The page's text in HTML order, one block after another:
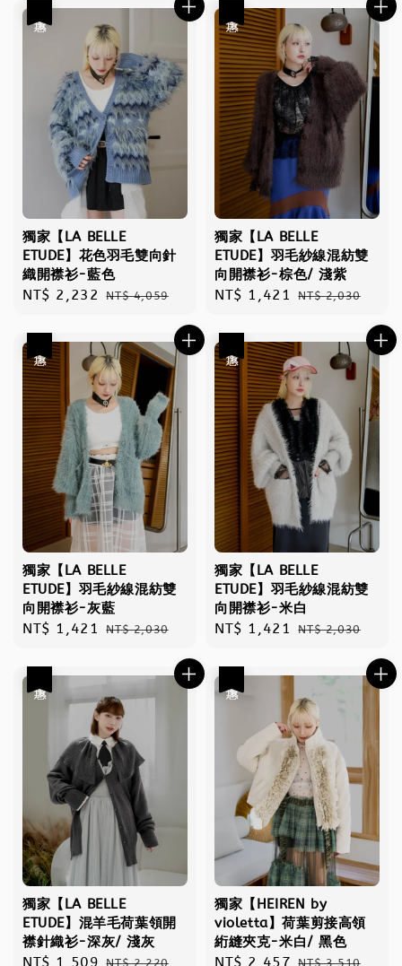
獨家【LA BELLE
ETUDE】花色羽毛雙向針
織開襟衫-藍色
Sale
NT$ 2,232 Regular
NT$ 4,059
獨家【LA BELLE
ETUDE】羽毛紗線混紡雙
向開襟衫-棕色/ 淺紫
Sale
NT$ 1,421 Regular
NT$ 2,030
獨家【LA BELLE
ETUDE】羽毛紗線混紡雙
向開襟衫-灰藍
Sale
NT$ 1,421 Regular
NT$ 2,030
獨家【LA BELLE
ETUDE】羽毛紗線混紡雙
向開襟衫-米白
Sale
NT$ 1,421 Regular
NT$ 2,030
獨家【LA BELLE
ETUDE】混羊毛荷葉領開
襟針織衫-深灰/ 淺灰
Sale
NT$ 1,509 Regular
NT$ 2,220
獨家【HEIREN by
violetta】荷葉剪接高領
絎縫夾克-米白/ 黑色
Sale
NT$ 2,457 Regular
NT$ 3,510